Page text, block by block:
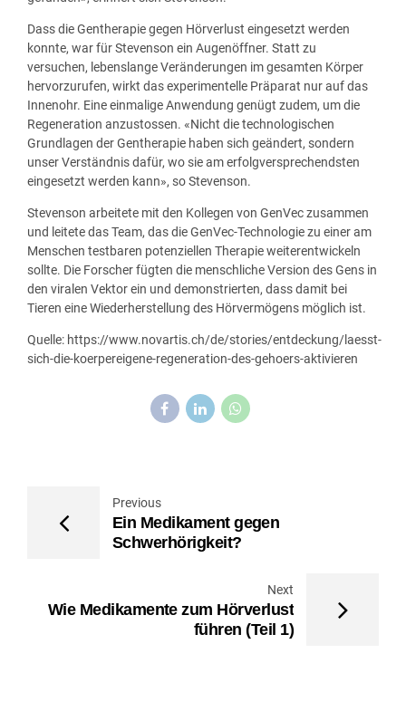
Dass die Gentherapie gegen Hörverlust eingesetzt werden
konnte, war für Stevenson ein Augenöffner. Statt zu
versuchen, lebenslange Veränderungen im gesamten Körper
hervorzurufen, wirkt das experimentelle Präparat nur auf das
Innenohr. Eine einmalige Anwendung genügt zudem, um die
Regeneration anzustossen. «Nicht die technologischen
Grundlagen der Gentherapie haben sich geändert, sondern
unser Verständnis dafür, wo sie am erfolgversprechendsten
eingesetzt werden kann», so Stevenson.
Stevenson arbeitete mit den Kollegen von GenVec zusammen
und leitete das Team, das die GenVec-Technologie zu einer am
Menschen testbaren potenziellen Therapie weiterentwickeln
sollte. Die Forscher fügten die menschliche Version des Gens in
den viralen Vektor ein und demonstrierten, dass damit bei
Tieren eine Wiederherstellung des Hörvermögens möglich ist.
Quelle: https://www.novartis.ch/de/stories/entdeckung/laesst-
sich-die-koerpereigene-regeneration-des-gehoers-aktivieren
Previous
Ein Medikament gegen
Schwerhörigkeit?
Next
Wie Medikamente zum Hörverlust
führen (Teil 1)